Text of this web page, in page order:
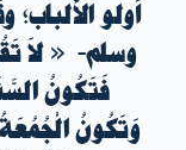
أولو
وسلم- «لاَ
فَتَكُونُ
وَتَكُونُ